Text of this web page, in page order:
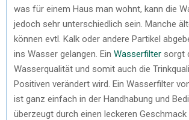
was für einem Haus man wohnt, kann die
jedoch sehr unterschiedlich sein. Manche
können evtl. Kalk oder andere Partikel
ins Wasser gelangen. Ein Wasserfilter sorgt
Wasserqualität und somit auch die
Positiven verändert wird. Ein Wasserfilter
ist ganz einfach in der Handhabung und
überzeugt durch einen leckeren Geschmack